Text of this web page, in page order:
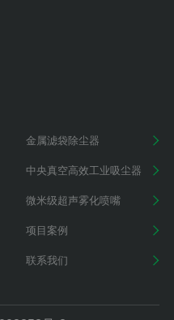
金属滤袋除尘器
中央真空高效工业吸尘器
微米级超声雾化喷嘴
项目案例
联系我们